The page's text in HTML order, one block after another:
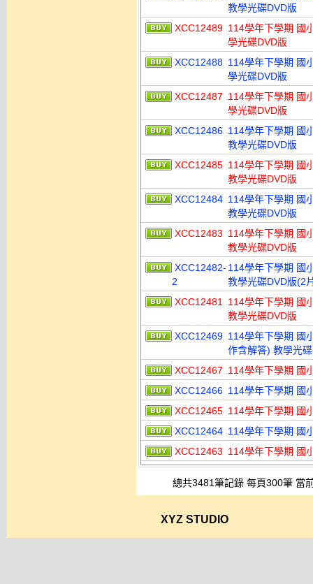
教學光碟DVD版
XCC12489 114學年下學期 國
學光碟DVD版
XCC12488 114學年下學期 國
學光碟DVD版
XCC12487 114學年下學期 國
學光碟DVD版
XCC12486 114學年下學期 國
教學光碟DVD版
XCC12485 114學年下學期 國
教學光碟DVD版
XCC12484 114學年下學期 國
教學光碟DVD版
XCC12483 114學年下學期 國
教學光碟DVD版
XCC12482-
2
114學年下學期 國
教學光碟DVD版(2
XCC12481
114學年下學期 國
教學光碟DVD版
XCC12469 114學年下學期 國
作含解答) 教學光
XCC12467 114學年下學期 國
XCC12466 114學年下學期 國
XCC12465 114學年下學期 國
XCC12464 114學年下學期 國
XCC12463 114學年下學期 國
總共3481筆記錄 每頁300筆 當
XYZ STUDIO